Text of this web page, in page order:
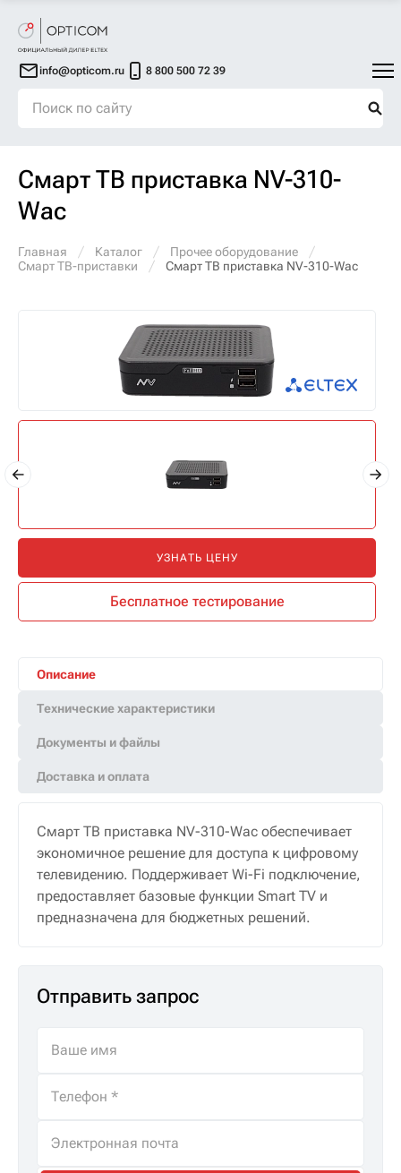
info@opticom.ru 8 800 500 72 39
Смарт ТВ приставка NV-310-
Wac
Главная Каталог
Прочее оборудование
Смарт ТВ-приставки
Смарт ТВ приставка NV-310-Wac
УЗНАТЬ ЦЕНУ
Бесплатное тестирование
Описание
Технические характеристики
Документы и файлы
Доставка и оплата
Смарт ТВ приставка NV-310-Wac обеспечивает
экономичное решение для доступа к цифровому
телевидению. Поддерживает Wi-Fi подключение,
предоставляет базовые функции Smart TV и
предназначена для бюджетных решений.
Отправить запрос